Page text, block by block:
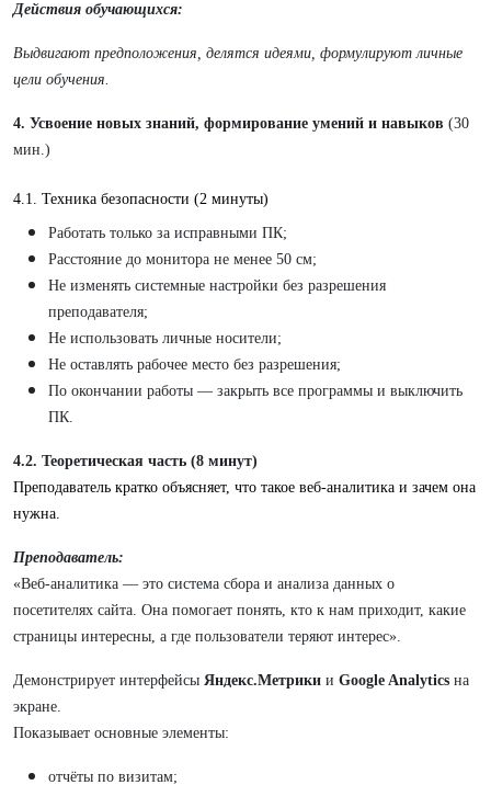
Действия обучающихся:
Выдвигают предположения, делятся идеями, формулируют личные
цели обучения.
4. Усвоение новых знаний, формирование умений и навыков (30
мин.)
4.1. Техника безопасности (2 минуты)
Работать только за исправными ПК;
Расстояние до монитора не менее 50 см;
Не изменять системные настройки без разрешения
преподавателя;
Не использовать личные носители;
Не оставлять рабочее место без разрешения;
По окончании работы — закрыть все программы и выключить
ПК.
4.2. Теоретическая часть (8 минут)
Преподаватель кратко объясняет, что такое веб-аналитика и зачем она
нужна.
Преподаватель:
«Веб-аналитика — это система сбора и анализа данных о
посетителях сайта. Она помогает понять, кто к нам приходит, какие
страницы интересны, а где пользователи теряют интерес».
Демонстрирует интерфейсы Яндекс.Метрики и Google Analytics на
экране.
Показывает основные элементы:
отчёты по визитам;